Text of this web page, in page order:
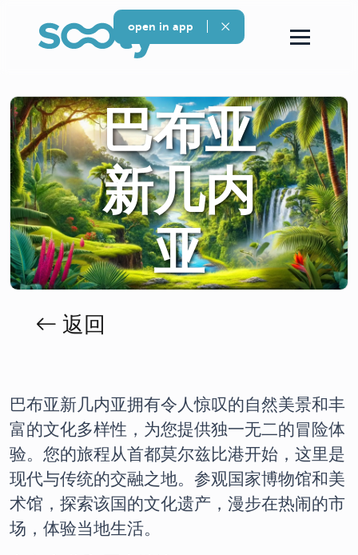
巴布亚
新几内
亚
返回
巴布亚新几内亚拥有令人惊叹的自然美景和丰
富的文化多样性，为您提供独一无二的冒险体
验。您的旅程从首都莫尔兹比港开始，这里是
现代与传统的交融之地。参观国家博物馆和美
术馆，探索该国的文化遗产，漫步在热闹的市
场，体验当地生活。
open in app